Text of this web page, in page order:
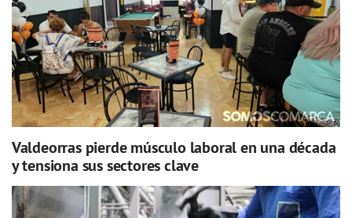
Valdeorras pierde músculo laboral en una década
y tensiona sus sectores clave